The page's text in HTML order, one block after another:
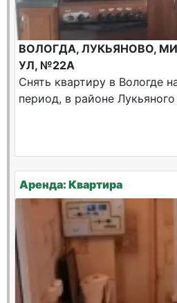
ВОЛОГДА, ЛУКЬЯНОВО,
УЛ, №22А
Снять квартиру в Вологде
период, в районе Лукьяного
Аренда: Квартира